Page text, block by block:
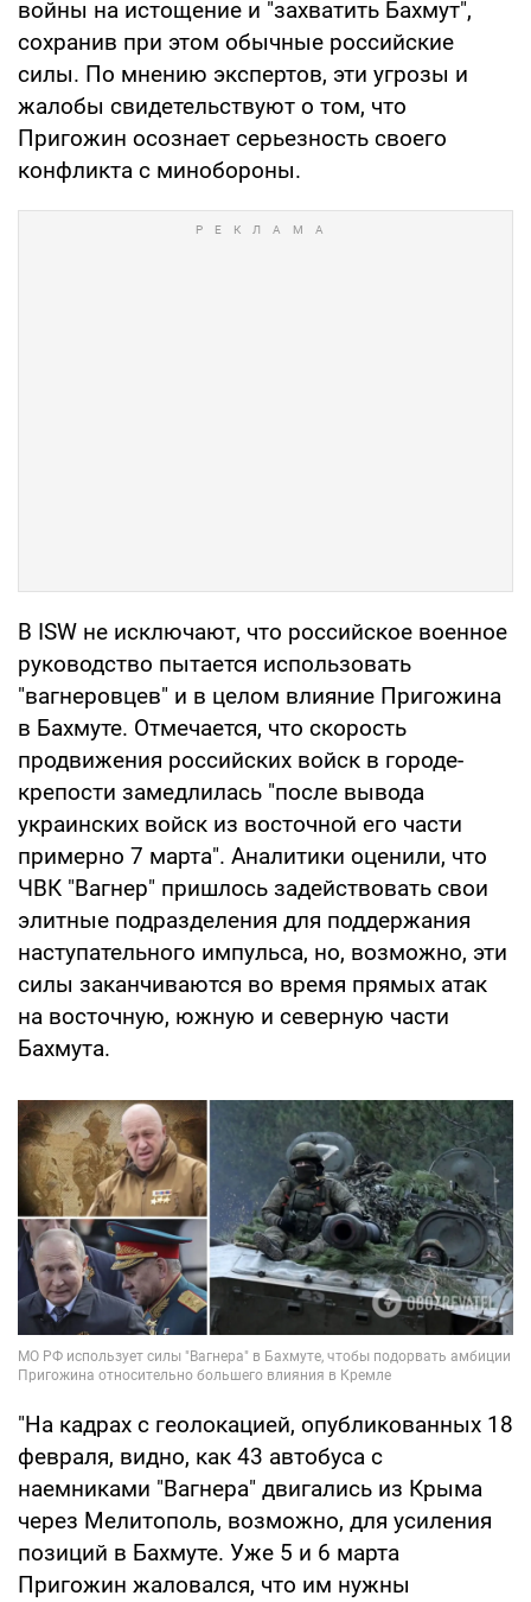
войны на истощение и "захватить Бахмут",
сохранив при этом обычные российские
силы. По мнению экспертов, эти угрозы и
жалобы свидетельствуют о том, что
Пригожин осознает серьезность своего
конфликта с минобороны.
В ISW не исключают, что российское военное
руководство пытается использовать
"вагнеровцев" и в целом влияние Пригожина
в Бахмуте. Отмечается, что скорость
продвижения российских войск в городе-
крепости замедлилась "после вывода
украинских войск из восточной его части
примерно 7 марта". Аналитики оценили, что
ЧВК "Вагнер" пришлось задействовать свои
элитные подразделения для поддержания
наступательного импульса, но, возможно, эти
силы заканчиваются во время прямых атак
на восточную, южную и северную части
Бахмута.
"На кадрах с геолокацией, опубликованных 18
февраля, видно, как 43 автобуса с
наемниками "Вагнера" двигались из Крыма
через Мелитополь, возможно, для усиления
позиций в Бахмуте. Уже 5 и 6 марта
Пригожин жаловался, что им нужны